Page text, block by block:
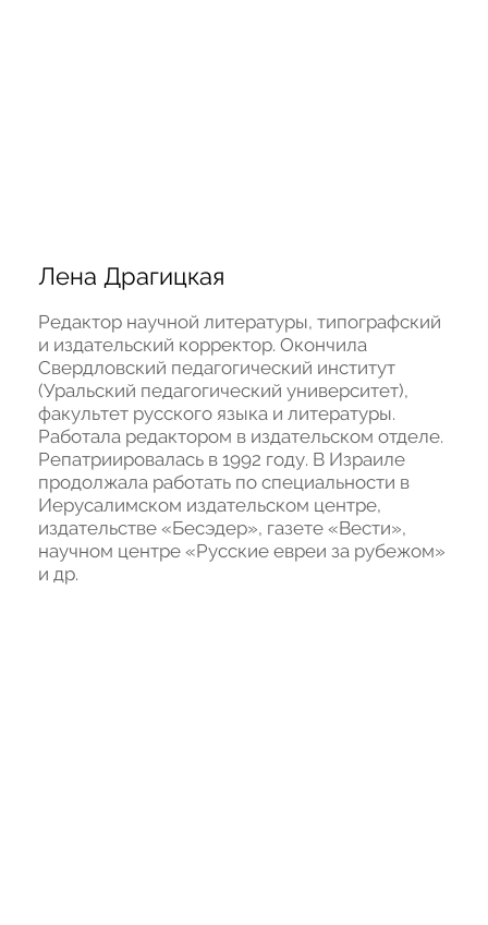
Лена Драгицкая
Редактор научной литературы, типографский
и издательский корректор. Окончила
Свердловский педагогический институт
(Уральский педагогический университет),
факультет русского языка и литературы.
Работала редактором в издательском отделе.
Репатриировалась в 1992 году. В Израиле
продолжала работать по специальности в
Иерусалимском издательском центре,
издательстве «Бесэдер», газете «Вести»,
научном центре «Русские евреи за рубежом»
и др.